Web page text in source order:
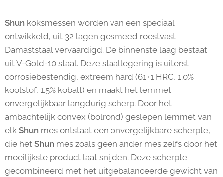
Shun koksmessen worden van een speciaal
ontwikkeld, uit 32 lagen gesmeed roestvast
Damaststaal vervaardigd. De binnenste laag bestaat
uit V-Gold-10 staal. Deze staallegering is uiterst
corrosiebestendig, extreem hard (61±1 HRC, 1.0%
koolstof, 1.5% kobalt) en maakt het lemmet
onvergelijkbaar langdurig scherp. Door het
ambachtelijk convex (bolrond) geslepen lemmet van
elk Shun mes ontstaat een onvergelijkbare scherpte,
die het Shun mes zoals geen ander mes zelfs door het
moeilijkste product laat snijden. Deze scherpte
gecombineerd met het uitgebalanceerde gewicht van